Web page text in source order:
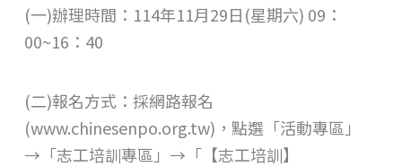
(一)辦理時間：114年11月29日(星期六) 09：
00~16：40
(二)報名方式：採網路報名
(www.chinesenpo.org.tw)，點選「活動專區」
→「志工培訓專區」→「【志工培訓】